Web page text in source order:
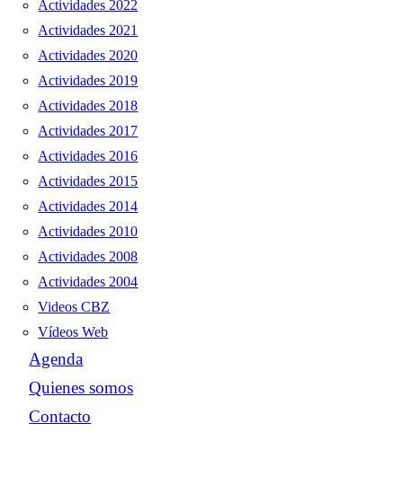
Actividades 2022
Actividades 2021
Actividades 2020
Actividades 2019
Actividades 2018
Actividades 2017
Actividades 2016
Actividades 2015
Actividades 2014
Actividades 2010
Actividades 2008
Actividades 2004
Videos CBZ
Vídeos Web
Agenda
Quienes somos
Contacto